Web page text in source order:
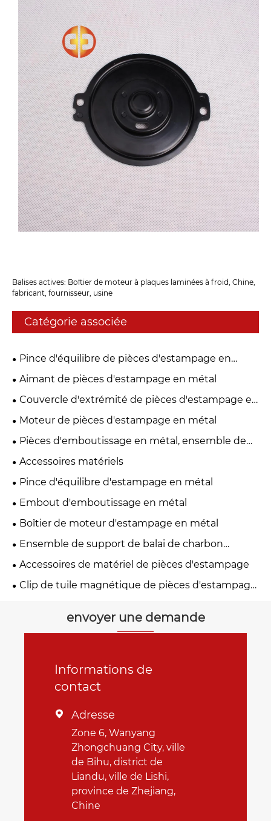
Balises actives: Boîtier de moteur à plaques laminées à froid, Chine,
fabricant, fournisseur, usine
Catégorie associée
Pince d'équilibre de pièces d'estampage en
métal
Aimant de pièces d'estampage en métal
Couvercle d'extrémité de pièces d'estampage en
métal
Moteur de pièces d'estampage en métal
Pièces d'emboutissage en métal, ensemble de
support de balais de carbone
Accessoires matériels
Pince d'équilibre d'estampage en métal
Embout d'emboutissage en métal
Boîtier de moteur d'estampage en métal
Ensemble de support de balai de charbon
d'estampage en métal
Accessoires de matériel de pièces d'estampage
Clip de tuile magnétique de pièces d'estampage
envoyer une demande
Informations de
contact
 Adresse
Zone 6, Wanyang
Zhongchuang City, ville
de Bihu, district de
Liandu, ville de Lishi,
province de Zhejiang,
Chine